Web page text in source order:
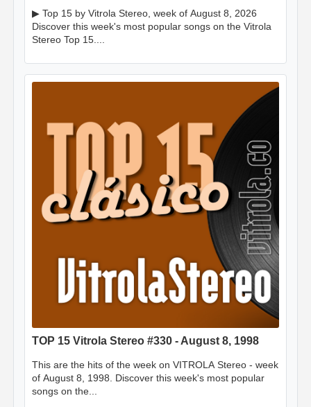
▶ Top 15 by Vitrola Stereo, week of August 8, 2026
Discover this week's most popular songs on the Vitrola
Stereo Top 15....
TOP 15 Vitrola Stereo #330 - August 8, 1998
This are the hits of the week on VITROLA Stereo - week
of August 8, 1998. Discover this week's most popular
songs on the...